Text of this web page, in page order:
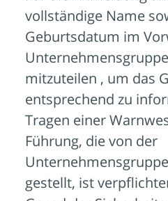
vollständige Name
Geburtsdatum im
mitzuteilen , um das
entsprechend zu
Tragen einer
Führung, die von der
gestellt, ist